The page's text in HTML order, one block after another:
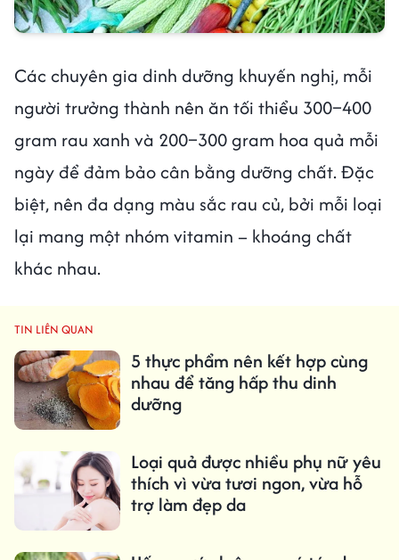
Các chuyên gia dinh dưỡng khuyến nghị, mỗi
người trưởng thành nên ăn tối thiểu 300–400
gram rau xanh và 200–300 gram hoa quả mỗi
ngày để đảm bảo cân bằng dưỡng chất. Đặc
biệt, nên đa dạng màu sắc rau củ, bởi mỗi loại
lại mang một nhóm vitamin – khoáng chất
khác nhau.
TIN LIÊN QUAN
5 thực phẩm nên kết hợp cùng
nhau để tăng hấp thu dinh
dưỡng
Loại quả được nhiều phụ nữ yêu
thích vì vừa tươi ngon, vừa hỗ
trợ làm đẹp da